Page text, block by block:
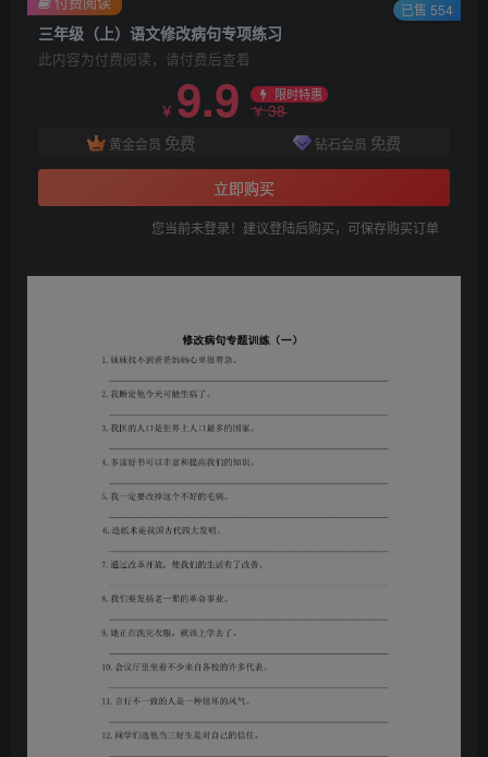
三年级（上）语文修改病句专项练习
此内容为付费阅读，请付费后查看
￥ 9.9 限时特惠
￥38
黄金会员 免费 钻石会员 免费
立即购买
您当前未登录！建议登陆后购买，可保存购买订单
已售 554